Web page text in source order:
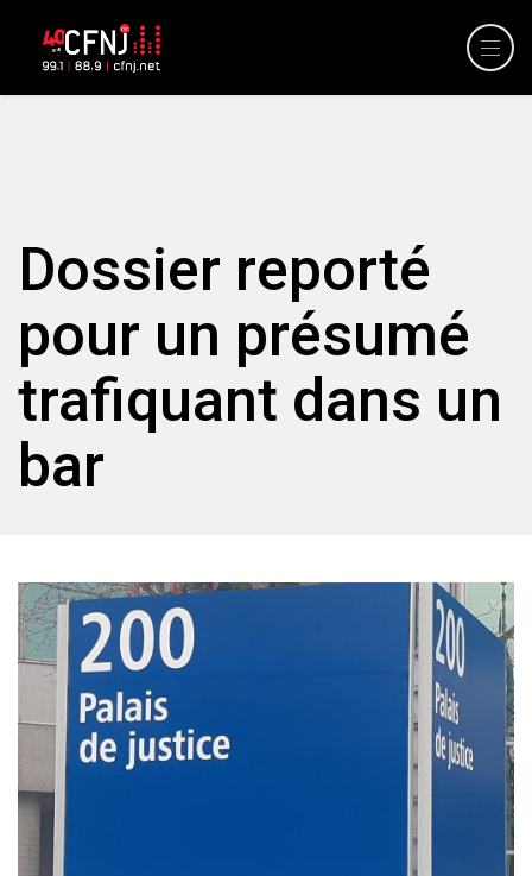
Dossier reporté
pour un présumé
trafiquant dans un
bar